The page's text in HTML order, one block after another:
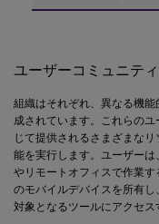
ユーザーコミュニティ
組織はそれぞれ、異なる機
成されています。これらの
じて提供されるさまざまな
能を実行します。ユーザー
やリモートオフィスで作業
のモバイルデバイスを所有
対象となるツールにアクセス